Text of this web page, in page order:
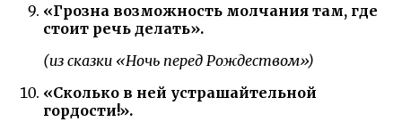
«Грозна возможность молчания там, где
стоит речь делать».
(из сказки «Ночь перед Рождеством»)
«Сколько в ней устрашайтельной
гордости!».